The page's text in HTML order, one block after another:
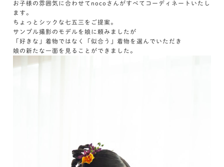
お子様の雰囲気に合わせてnocoさんがすべてコーディネートいたし
ます。
ちょっとシックな七五三をご提案。
サンプル撮影のモデルを娘に頼みましたが
「好きな」着物ではなく「似合う」着物を選んでいただき
娘の新たな一面を見ることができました。